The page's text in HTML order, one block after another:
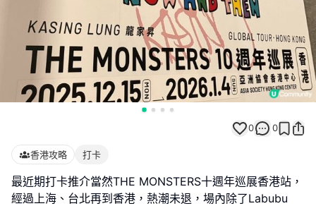
0 0
香港攻略 打卡
最近期打卡推介當然THE MONSTERS十週年巡展香港站，
經過上海、台北再到香港，熱潮未退，場內除了Labubu